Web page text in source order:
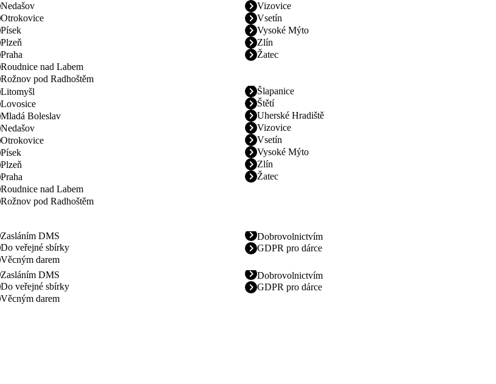
Nedašov
Otrokovice
Písek
Plzeň
Praha
Roudnice nad Labem
Rožnov pod Radhoštěm
Vizovice
Vsetín
Vysoké Mýto
Zlín
Žatec
Litomyšl
Lovosice
Mladá Boleslav
Nedašov
Otrokovice
Písek
Plzeň
Praha
Roudnice nad Labem
Rožnov pod Radhoštěm
Šlapanice
Štětí
Uherské Hradiště
Vizovice
Vsetín
Vysoké Mýto
Zlín
Žatec
Zasláním DMS
Do veřejné sbírky
Věcným darem
Dobrovolnictvím
GDPR pro dárce
Zasláním DMS
Do veřejné sbírky
Věcným darem
Dobrovolnictvím
GDPR pro dárce